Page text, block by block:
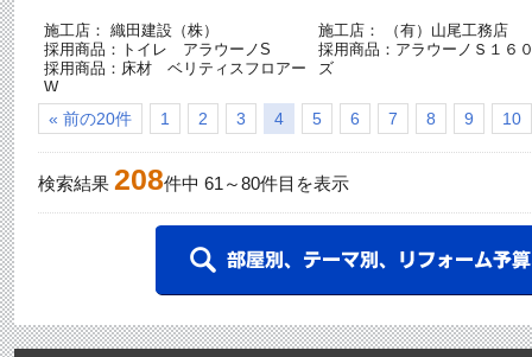
施工店： 織田建設（株）
採用商品：トイレ アラウーノS
採用商品：床材 ベリティスフロアー
W
採用商品：内装ドア ベリティス
施工店： （有）山尾工務店
採用商品：アラウーノＳ１６
ズ
« 前の20件 1 2 3 4 5 6 7 8 9 10
検索結果 208件中 61 ～80件目を表示